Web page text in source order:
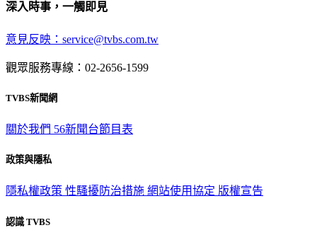
深入時事，一觸即見
意見反映：service@tvbs.com.tw
觀眾服務專線：02-2656-1599
TVBS新聞網
關於我們 56新聞台節目表
政策與隱私
隱私權政策 性騷擾防治措施 網站使用協定 版權宣告
認識 TVBS